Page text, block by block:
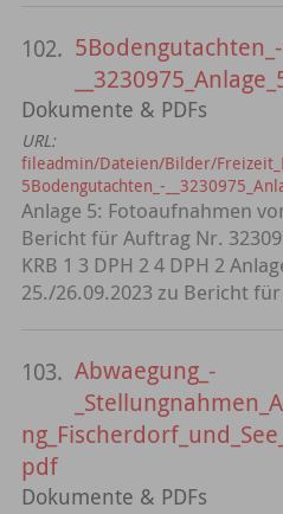
102. 5Bodengutachten_-
Dokumente & PDFs
URL:
fileadmin/Dateien/Bilder/
5Bodengutachten_-
Anlage 5: Fotoaufnahmen
Bericht für Auftrag Nr.
KRB 1 3 DPH 2 4 DPH 2
25./26.09.2023 zu Bericht
103. Abwaegung_-
pdf
Dokumente & PDFs